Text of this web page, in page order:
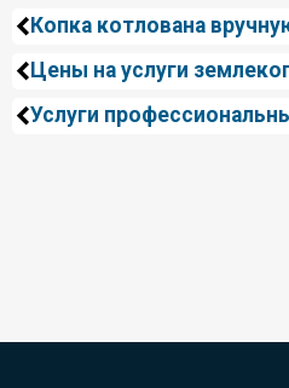
Копка котлована
Цены на услуги
Услуги